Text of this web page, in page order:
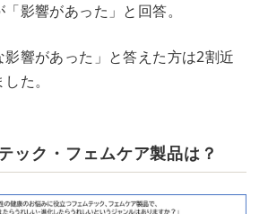
影響があった」と回答。
響があった」と答えた方は2割近
た。
ック・フェムケア製品は？